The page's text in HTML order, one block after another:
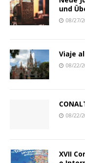
und
08/27/
Viaje
08/22/
08/22/
XVII